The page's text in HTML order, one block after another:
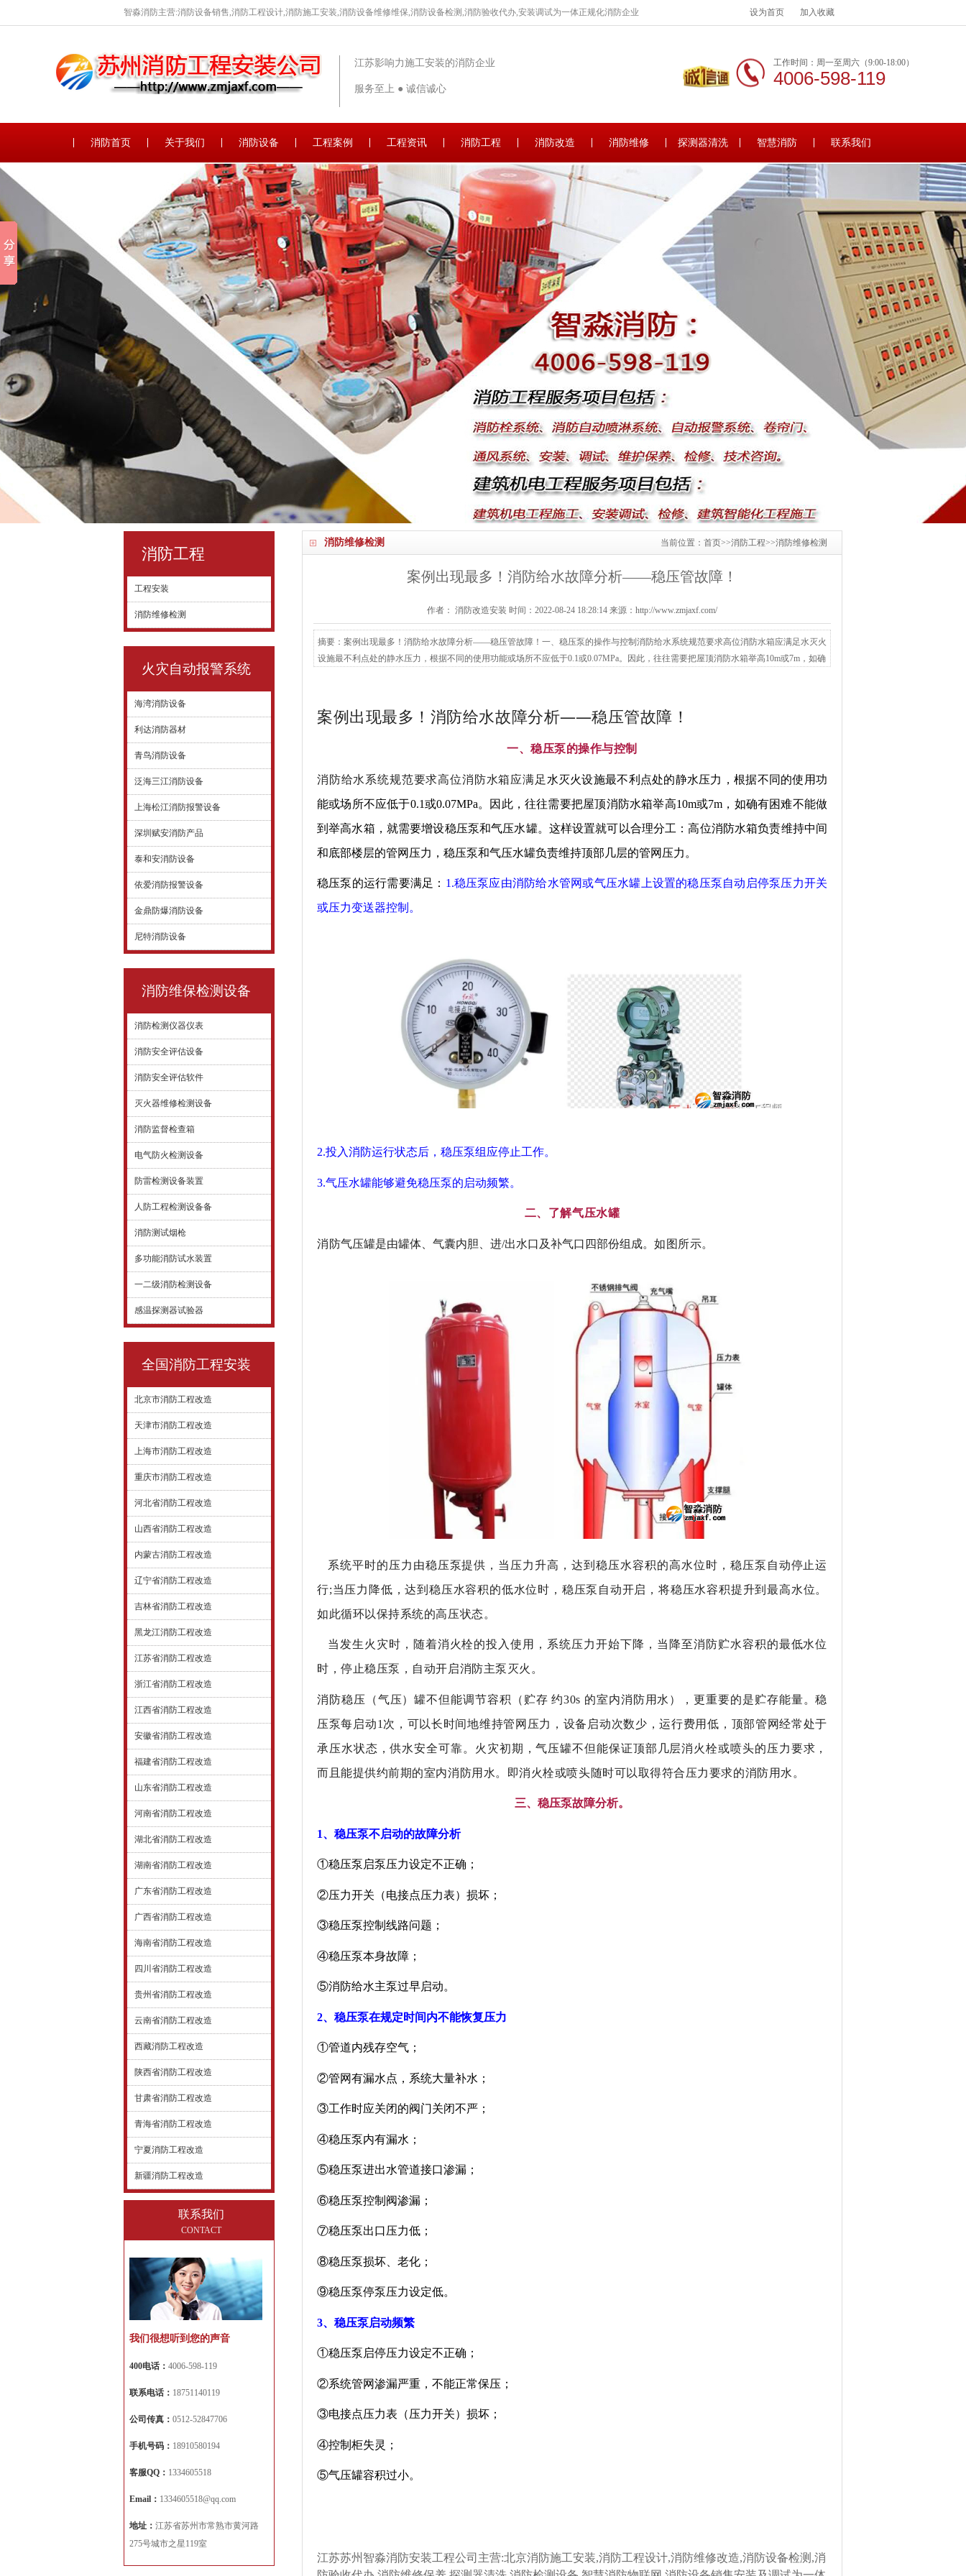
智淼消防主营:消防设备销售,消防工程设计,消防施工安装,消防设备维修维保,消防设备检测,消防验收代办,安装调试为一体正规化消防企业 设为首页 加入收藏
江苏影响力施工安装的消防企业
服务至上 ● 诚信诚心
工作时间：周一至周六（9:00-18:00）
4006-598-119
消防首页 关于我们 消防设备 工程案例 工程资讯 消防工程 消防改造 消防维修 探测器清洗 智慧消防 联系我们
消防维修检测 当前位置： 首页>>消防工程>>消防维修检测
案例出现最多！消防给水故障分析——稳压管故障！
作者： 消防改造安装 时间：2022-08-24 18:28:14 来源：http://www.zmjaxf.com/
摘要：案例出现最多！消防给水故障分析——稳压管故障！一、稳压泵的操作与控制消防给水系统规范要求高位消防水箱应满足水灭火
设施最不利点处的静水压力，根据不同的使用功能或场所不应低于0.1或0.07MPa。因此，往往需要把屋顶消防水箱举高10m或7m，如确
案例出现最多！消防给水故障分析——稳压管故障！
一、稳压泵的操作与控制
消防给水系统规范要求高位消防水箱应满足 水灭火设施最不利点处的静水压力，根据不同的使用功
能或场所不应低于0.1或0.07MPa。因此，往往需要把屋顶消防水箱举高10m或7m，如确有困难不能做
到举高水箱，就需要增设稳压泵和气压水罐。这样设置就可以合理分工：高位消防水箱负责维持中间
和底部楼层的管网压力，稳压泵和气压水罐负责维持顶部几层的管网压力。
稳压泵的运行需要满足： 1.稳压泵应由消防给水管网或气压水罐上设置的稳压泵自动启停泵压力开关
或压力变送器控制。
2.投入消防运行状态后，稳压泵组应停止工作。
3.气压水罐能够避免稳压泵的启动频繁。
二、了解气压水罐
消防气压罐是由罐体、气囊内胆、进/出水口及补气口四部份组成。如图所示。
系统平时的压力由稳压泵提供，当压力升高，达到稳压水容积的高水位时，稳压泵自动停止运
行;当压力降低，达到稳压水容积的低水位时，稳压泵自动开启，将稳压水容积提升到最高水位。
如此循环以保持系统的高压状态。
当发生火灾时，随着消火栓的投入使用，系统压力开始下降，当降至消防贮水容积的最低水位
时，停止稳压泵，自动开启消防主泵灭火。
消防稳压（气压）罐不但能调节容积（贮存 约30s 的室内消防用水），更重要的是贮存能量。稳
压泵每启动1次，可以长时间地维持管网压力，设备启动次数少，运行费用低，顶部管网经常处于
承压水状态，供水安全可靠。火灾初期，气压罐不但能保证顶部几层消火栓或喷头的压力要求，
而且能提供约前期的室内消防用水。即消火栓或喷头随时可以取得符合压力要求的消防用水。
三、 稳压泵故障分析。
1、稳压泵不启动的故障分析
①稳压泵启泵压力设定不正确；
②压力开关（电接点压力表）损坏；
③稳压泵控制线路问题；
④稳压泵本身故障；
⑤消防给水主泵过早启动。
2、稳压泵在规定时间内不能恢复压力
①管道内残存空气；
②管网有漏水点，系统大量补水；
③工作时应关闭的阀门关闭不严；
④稳压泵内有漏水；
⑤稳压泵进出水管道接口渗漏；
⑥稳压泵控制阀渗漏；
⑦稳压泵出口压力低；
⑧稳压泵损坏、老化；
⑨稳压泵停泵压力设定低。
3、稳压泵启动频繁
①稳压泵启停压力设定不正确；
②系统管网渗漏严重，不能正常保压；
③电接点压力表（压力开关）损坏；
④控制柜失灵；
⑤气压罐容积过小。
江苏苏州智淼消防安装工程公司主营:北京消防施工安装,消防工程设计,消防维修改造,消防设备检测,消
消防工程
工程安装
消防维修检测
火灾自动报警系统
海湾消防设备
利达消防器材
青鸟消防设备
泛海三江消防设备
上海松江消防报警设备
深圳赋安消防产品
泰和安消防设备
依爱消防报警设备
金鼎防爆消防设备
尼特消防设备
消防维保检测设备
消防检测仪器仪表
消防安全评估设备
消防安全评估软件
灭火器维修检测设备
消防监督检查箱
电气防火检测设备
防雷检测设备装置
人防工程检测设备备
消防测试烟枪
多功能消防试水装置
一二级消防检测设备
感温探测器试验器
全国消防工程安装
北京市消防工程改造
天津市消防工程改造
上海市消防工程改造
重庆市消防工程改造
河北省消防工程改造
山西省消防工程改造
内蒙古消防工程改造
辽宁省消防工程改造
吉林省消防工程改造
黑龙江消防工程改造
江苏省消防工程改造
浙江省消防工程改造
江西省消防工程改造
安徽省消防工程改造
福建省消防工程改造
山东省消防工程改造
河南省消防工程改造
湖北省消防工程改造
湖南省消防工程改造
广东省消防工程改造
广西省消防工程改造
海南省消防工程改造
四川省消防工程改造
贵州省消防工程改造
云南省消防工程改造
西藏消防工程改造
陕西省消防工程改造
甘肃省消防工程改造
青海省消防工程改造
宁夏消防工程改造
新疆消防工程改造
联系我们
CONTACT
我们很想听到您的声音
400电话： 4006-598-119
联系电话： 18751140119
公司传真： 0512-52847706
手机号码： 18910580194
客服QQ： 1334605518
Email： 1334605518@qq.com
地址： 江苏省苏州市常熟市黄河路
275号城市之星119室